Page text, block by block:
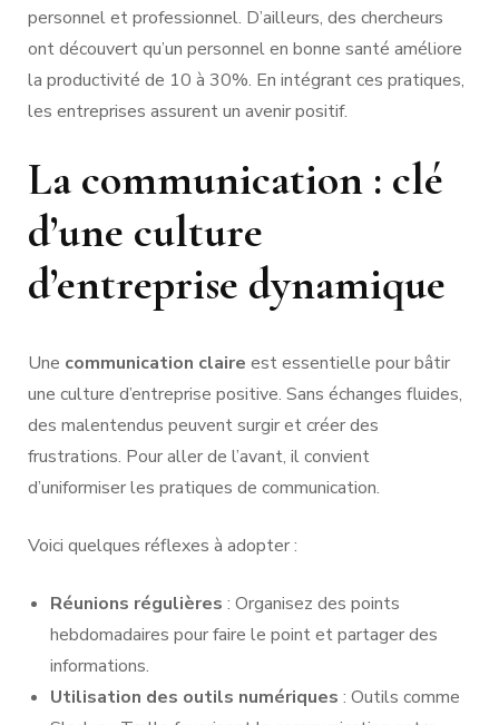
personnel et professionnel. D’ailleurs, des chercheurs
ont découvert qu’un personnel en bonne santé améliore
la productivité de 10 à 30%. En intégrant ces pratiques,
les entreprises assurent un avenir positif.
La communication : clé
d’une culture
d’entreprise dynamique
Une communication claire est essentielle pour bâtir
une culture d’entreprise positive. Sans échanges fluides,
des malentendus peuvent surgir et créer des
frustrations. Pour aller de l’avant, il convient
d’uniformiser les pratiques de communication.
Voici quelques réflexes à adopter :
Réunions régulières : Organisez des points
hebdomadaires pour faire le point et partager des
informations.
Utilisation des outils numériques : Outils comme